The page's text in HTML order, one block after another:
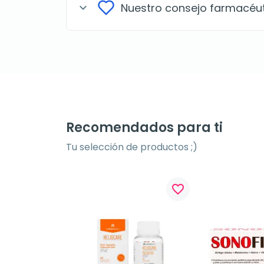
expand_more Nuestro consejo
Recomendados para ti
Tu selección de productos ;)
favorite_border